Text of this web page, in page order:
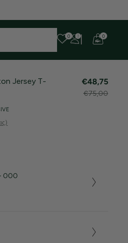
σας!
0 0
Jersey T-
€48,75
€75,00
- 000